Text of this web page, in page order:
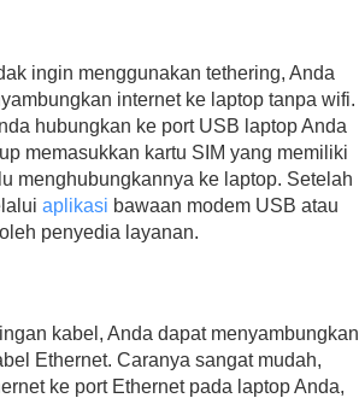
ingin menggunakan tethering, Anda
internet ke laptop tanpa wifi.
hubungkan ke port USB laptop Anda
memasukkan kartu SIM yang memiliki
menghubungkannya ke laptop. Setelah
aplikasi bawaan modem USB atau
penyedia layanan.
kabel, Anda dapat menyambungkan
Ethernet. Caranya sangat mudah,
ke port Ethernet pada laptop Anda,